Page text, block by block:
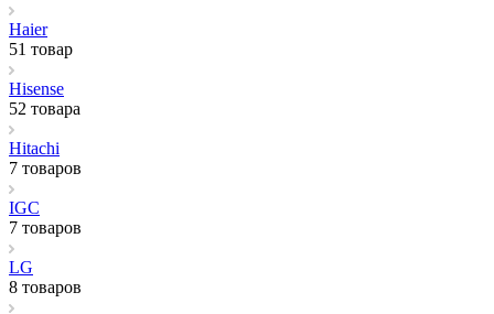
Haier
51 товар
Hisense
52 товара
Hitachi
7 товаров
IGC
7 товаров
LG
8 товаров